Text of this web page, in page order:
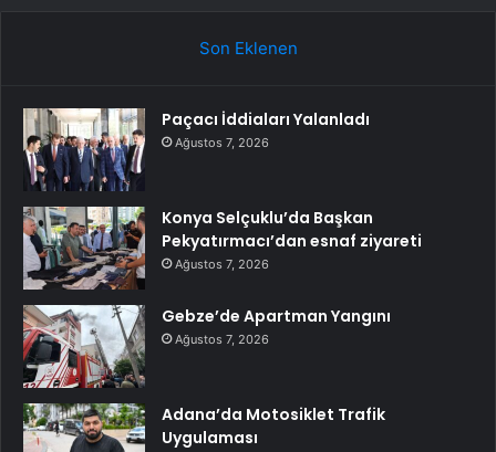
Son Eklenen
Paçacı İddiaları Yalanladı
Ağustos 7, 2026
Konya Selçuklu’da Başkan
Pekyatırmacı’dan esnaf ziyareti
Ağustos 7, 2026
Gebze’de Apartman Yangını
Ağustos 7, 2026
Adana’da Motosiklet Trafik
Uygulaması